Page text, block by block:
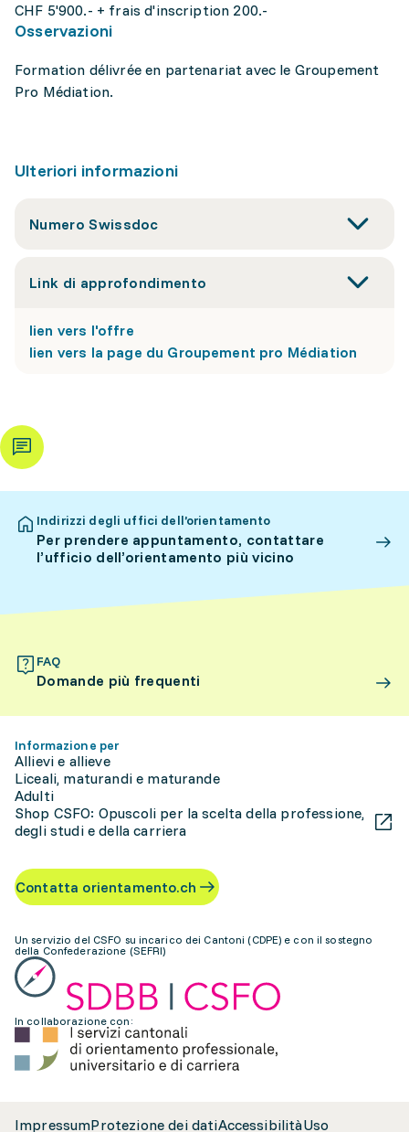
CHF 5'900.- + frais d'inscription 200.-
Osservazioni
Formation délivrée en partenariat avec le Groupement
Pro Médiation.
Ulteriori informazioni
Numero Swissdoc
Link di approfondimento
lien vers l'offre
lien vers la page du Groupement pro Médiation
Indirizzi degli uffici dell’orientamento
Per prendere appuntamento, contattare
l’ufficio dell’orientamento più vicino
FAQ
Domande più frequenti
Informazione per
Allievi e allieve
Liceali, maturandi e maturande
Adulti
Shop CSFO: Opuscoli per la scelta della professione,
degli studi e della carriera
Contatta orientamento.ch
Un servizio del CSFO su incarico dei Cantoni (CDPE) e con il sostegno
della Confederazione (SEFRI)
In collaborazione con:
ImpressumProtezione dei datiAccessibilitàUso